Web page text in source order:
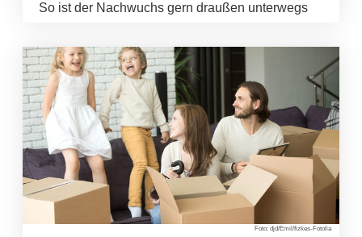
So ist der Nachwuchs gern draußen unterwegs
Foto: djd/Emil/fizkes-Fotolia